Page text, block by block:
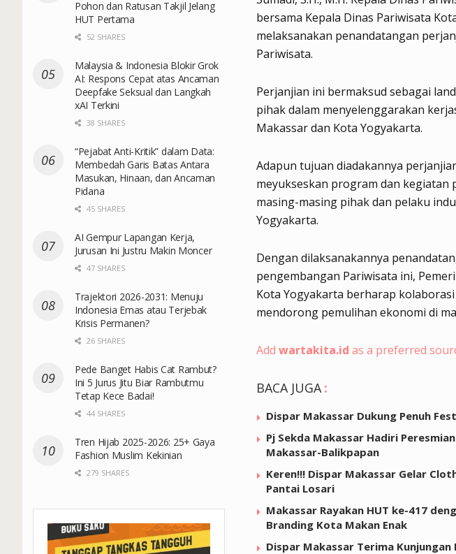
bersama Kepala Dinas Pariwisata
melaksanakan penandatangan
Pariwisata.
Perjanjian ini bermaksud sebagai
pihak dalam menyelenggarakan
Makassar dan Kota Yogyakarta.
Adapun tujuan diadakannya
meyukseskan program dan kegiatan
masing-masing pihak dan pelaku
Yogyakarta.
Dengan dilaksanakannya
pengembangan Pariwisata ini,
Kota Yogyakarta berharap
mendorong pemulihan ekonomi di
Add wartakita.id as a preferred
BACA JUGA :
Dispar Makassar Dukung Penuh
Pj Sekda Makassar Hadiri
Makassar-Balikpapan
Keren!!! Dispar Makassar Gelar
Pantai Losari
Makassar Rayakan HUT ke-417
Branding Kota Makan Enak
Dispar Makassar Terima Kunjungan
Pohon dan Ratusan Takjil Jelang
HUT Pertama
52 SHARES
Malaysia & Indonesia Blokir Grok
AI: Respons Cepat atas Ancaman
Deepfake Seksual dan Langkah
xAI Terkini
38 SHARES
“Pejabat Anti-Kritik” dalam Data:
Membedah Garis Batas Antara
Masukan, Hinaan, dan Ancaman
Pidana
45 SHARES
AI Gempur Lapangan Kerja,
Jurusan Ini Justru Makin Moncer
47 SHARES
Trajektori 2026-2031: Menuju
Indonesia Emas atau Terjebak
Krisis Permanen?
26 SHARES
Pede Banget Habis Cat Rambut?
Ini 5 Jurus Jitu Biar Rambutmu
Tetap Kece Badai!
44 SHARES
Tren Hijab 2025-2026: 25+ Gaya
Fashion Muslim Kekinian
279 SHARES